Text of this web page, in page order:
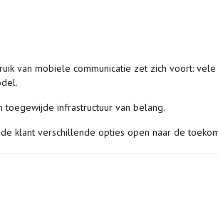
van mobiele communicatie zet zich voort:
infrastructuur van belang.
klant verschillende opties open naar de